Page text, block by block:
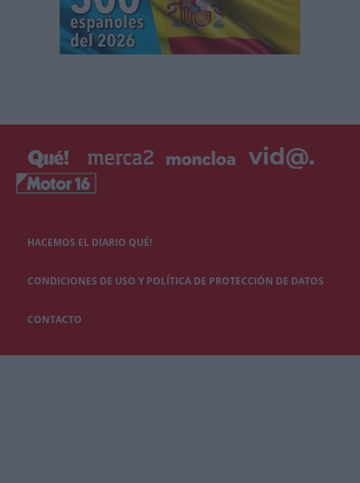
HACEMOS EL DIARIO QUÉ!
CONDICIONES DE USO Y POLÍTICA DE PROTECCIÓN DE DATOS
CONTACTO